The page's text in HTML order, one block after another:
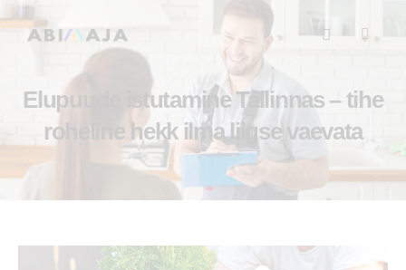
Elupuude istutamine Tallinnas – tihe
roheline hekk ilma liigse vaevata